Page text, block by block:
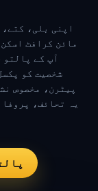
اپنی بلی،
شخصیت کو
پیٹرن، مخصوص
یہ تحائف،